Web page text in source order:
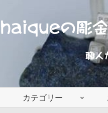
カテゴリー